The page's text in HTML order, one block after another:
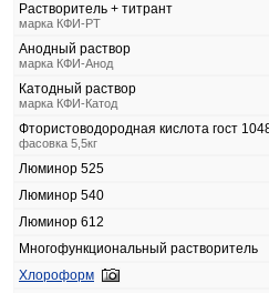
Растворитель + титрант
марка КФИ-РТ
Анодный раствор
марка КФИ-Анод
Катодный раствор
марка КФИ-Катод
Фтористоводородная кислота гост
фасовка 5,5кг
Люминор 525
Люминор 540
Люминор 612
Многофункциональный растворитель
Хлороформ